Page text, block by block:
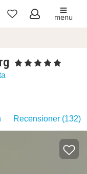
Mina
menu
, 5 Stjärnor
Recensioner (132)